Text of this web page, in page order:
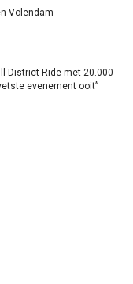
Volendam
District Ride met 20.000
evenement ooit”